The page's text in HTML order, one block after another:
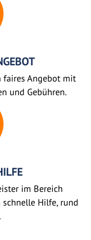
faires Angebot mit
und Gebühren.
im Bereich
Hilfe, rund